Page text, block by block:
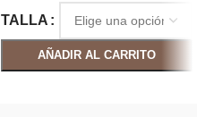
TALLA
AÑADIR AL CARRITO